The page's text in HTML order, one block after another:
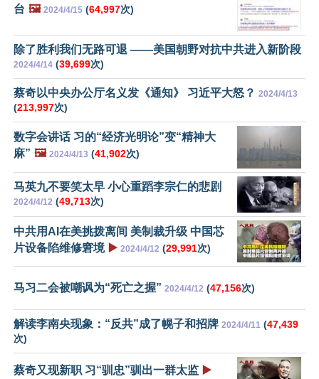
台 🖼️ 2024/4/15 (64,997次)
除了胜利我们无路可退 ——美国朝野对抗中共进入新阶段
2024/4/14 (39,699次)
蔡奇以中央办公厅名义发《通知》 习近平大怒？ 2024/4/13
(213,997次)
数字会讲话 习的“经济光明论”变“精神大
麻” 🖼️ 2024/4/13 (41,902次)
马英九不要笑太早 小心重蹈李宗仁的悲剧
2024/4/12 (49,713次)
中共用AI在美挑拨离间 美制裁升级 中国芯
片设备陷维修窘境 ▶️ 2024/4/12 (29,991次)
马习二会被嘲讽为“死亡之握” 2024/4/12 (47,156次)
解读李南央现象：“反共”成了幌子和招牌 2024/4/11 (47,439
次)
蔡奇又现新职 习“驯忠”驯出一群太监 ▶️